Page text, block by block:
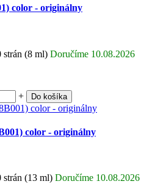
color - originálny
strán (8 ml) Doručíme 10.08.2026
+ Do košíka
color - originálny
strán (13 ml) Doručíme 10.08.2026